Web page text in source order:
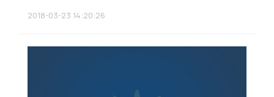
2018-03-23 14:20:26